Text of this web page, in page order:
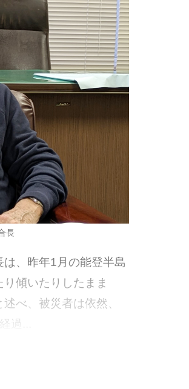
長
、昨年1月の能登半島
傾いたりしたまま
べ、被災者は依然、
過...